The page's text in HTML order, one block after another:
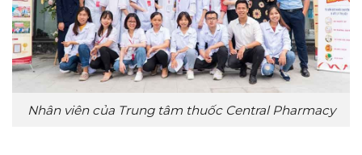
Nhân viên của Trung tâm thuốc Central Pharmacy